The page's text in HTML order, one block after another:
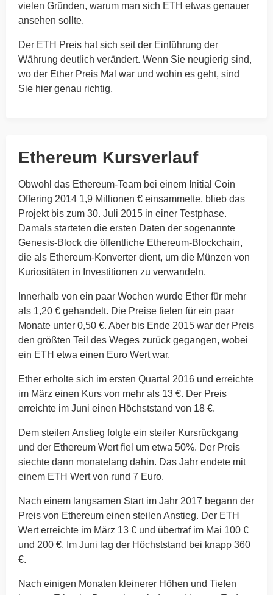
vielen Gründen, warum man sich ETH etwas genauer
ansehen sollte.
Der ETH Preis hat sich seit der Einführung der
Währung deutlich verändert. Wenn Sie neugierig sind,
wo der Ether Preis Mal war und wohin es geht, sind
Sie hier genau richtig.
Ethereum Kursverlauf
Obwohl das Ethereum-Team bei einem Initial Coin
Offering 2014 1,9 Millionen € einsammelte, blieb das
Projekt bis zum 30. Juli 2015 in einer Testphase.
Damals starteten die ersten Daten der sogenannte
Genesis-Block die öffentliche Ethereum-Blockchain,
die als Ethereum-Konverter dient, um die Münzen von
Kuriositäten in Investitionen zu verwandeln.
Innerhalb von ein paar Wochen wurde Ether für mehr
als 1,20 € gehandelt. Die Preise fielen für ein paar
Monate unter 0,50 €. Aber bis Ende 2015 war der Preis
den größten Teil des Weges zurück gegangen, wobei
ein ETH etwa einen Euro Wert war.
Ether erholte sich im ersten Quartal 2016 und erreichte
im März einen Kurs von mehr als 13 €. Der Preis
erreichte im Juni einen Höchststand von 18 €.
Dem steilen Anstieg folgte ein steiler Kursrückgang
und der Ethereum Wert fiel um etwa 50%. Der Preis
siechte dann monatelang dahin. Das Jahr endete mit
einem ETH Wert von rund 7 Euro.
Nach einem langsamen Start im Jahr 2017 begann der
Preis von Ethereum einen steilen Anstieg. Der ETH
Wert erreichte im März 13 € und übertraf im Mai 100 €
und 200 €. Im Juni lag der Höchststand bei knapp 360
€.
Nach einigen Monaten kleinerer Höhen und Tiefen